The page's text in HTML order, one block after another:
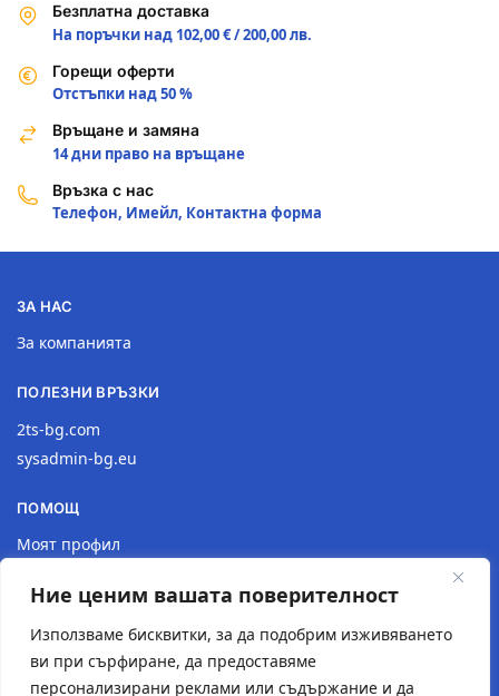
Ние ценим вашата поверителност
Използваме бисквитки, за да подобрим изживяването
ви при сърфиране, да предоставяме
персонализирани реклами или съдържание и да
Безплатна доставка
На поръчки над 102,00 € / 200,00 лв.
Горещи оферти
Отстъпки над 50 %
Връщане и замяна
14 дни право на връщане
Връзка с нас
Телефон, Имейл, Контактна форма
ЗА НАС
За компанията
ПОЛЕЗНИ ВРЪЗКИ
2ts-bg.com
sysadmin-bg.eu
ПОМОЩ
Моят профил
Връщане на продукт
Политика за поверителност